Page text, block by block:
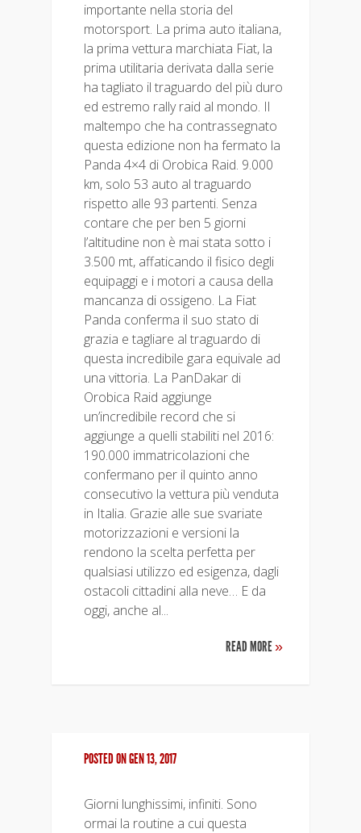
importante nella storia del
motorsport. La prima auto italiana,
la prima vettura marchiata Fiat, la
prima utilitaria derivata dalla serie
ha tagliato il traguardo del più duro
ed estremo rally raid al mondo. Il
maltempo che ha contrassegnato
questa edizione non ha fermato la
Panda 4×4 di Orobica Raid. 9.000
km, solo 53 auto al traguardo
rispetto alle 93 partenti. Senza
contare che per ben 5 giorni
l’altitudine non è mai stata sotto i
3.500 mt, affaticando il fisico degli
equipaggi e i motori a causa della
mancanza di ossigeno. La Fiat
Panda conferma il suo stato di
grazia e tagliare al traguardo di
questa incredibile gara equivale ad
una vittoria. La PanDakar di
Orobica Raid aggiunge
un’incredibile record che si
aggiunge a quelli stabiliti nel 2016:
190.000 immatricolazioni che
confermano per il quinto anno
consecutivo la vettura più venduta
in Italia. Grazie alle sue svariate
motorizzazioni e versioni la
rendono la scelta perfetta per
qualsiasi utilizzo ed esigenza, dagli
ostacoli cittadini alla neve… E da
oggi, anche al...
READ MORE»
POSTED ON GEN 13, 2017
Giorni lunghissimi, infiniti. Sono
ormai la routine a cui questa